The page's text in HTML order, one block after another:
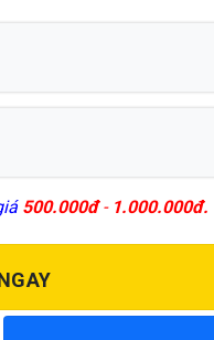
500.000đ-1.000.000đ.